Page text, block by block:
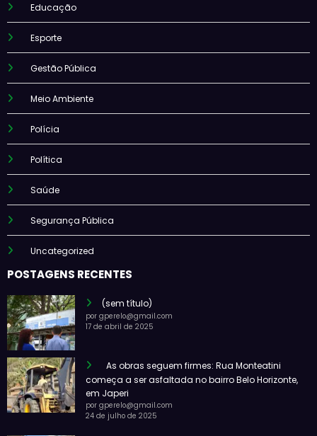
Educação
Esporte
Gestão Pública
Meio Ambiente
Polícia
Política
Saúde
Segurança Pública
Uncategorized
POSTAGENS RECENTES
(sem título)
por gperelo@gmail.com
17 de abril de 2025
As obras seguem firmes: Rua Monteatini
começa a ser asfaltada no bairro Belo Horizonte,
em Japeri
por gperelo@gmail.com
24 de julho de 2025